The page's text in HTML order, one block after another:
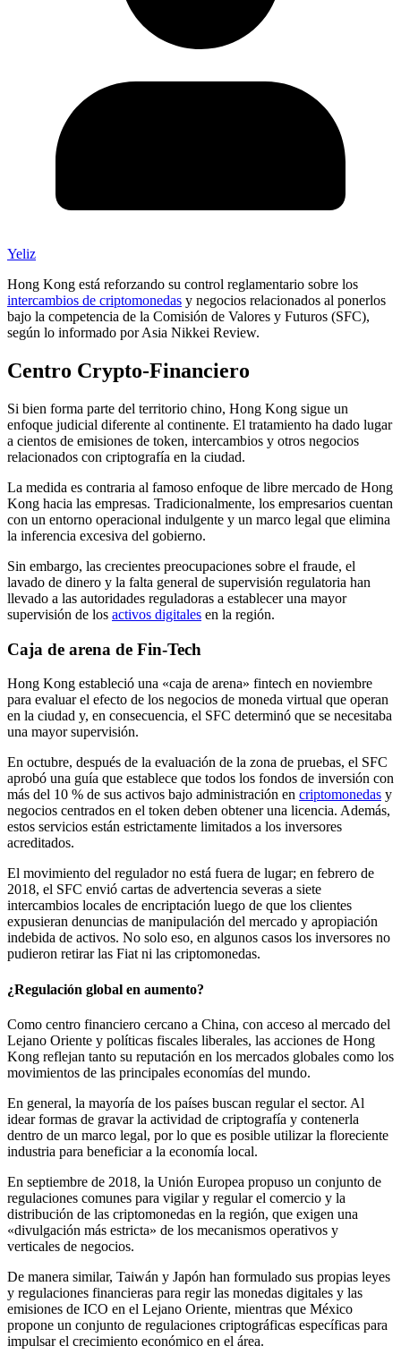
Yeliz
Hong Kong está reforzando su control reglamentario sobre los
intercambios de criptomonedas y negocios relacionados al ponerlos
bajo la competencia de la Comisión de Valores y Futuros (SFC),
según lo informado por Asia Nikkei Review.
Centro Crypto-Financiero
Si bien forma parte del territorio chino, Hong Kong sigue un
enfoque judicial diferente al continente. El tratamiento ha dado lugar
a cientos de emisiones de token, intercambios y otros negocios
relacionados con criptografía en la ciudad.
La medida es contraria al famoso enfoque de libre mercado de Hong
Kong hacia las empresas. Tradicionalmente, los empresarios cuentan
con un entorno operacional indulgente y un marco legal que elimina
la inferencia excesiva del gobierno.
Sin embargo, las crecientes preocupaciones sobre el fraude, el
lavado de dinero y la falta general de supervisión regulatoria han
llevado a las autoridades reguladoras a establecer una mayor
supervisión de los activos digitales en la región.
Caja de arena de Fin-Tech
Hong Kong estableció una «caja de arena» fintech en noviembre
para evaluar el efecto de los negocios de moneda virtual que operan
en la ciudad y, en consecuencia, el SFC determinó que se necesitaba
una mayor supervisión.
En octubre, después de la evaluación de la zona de pruebas, el SFC
aprobó una guía que establece que todos los fondos de inversión con
más del 10 % de sus activos bajo administración en criptomonedas y
negocios centrados en el token deben obtener una licencia. Además,
estos servicios están estrictamente limitados a los inversores
acreditados.
El movimiento del regulador no está fuera de lugar; en febrero de
2018, el SFC envió cartas de advertencia severas a siete
intercambios locales de encriptación luego de que los clientes
expusieran denuncias de manipulación del mercado y apropiación
indebida de activos. No solo eso, en algunos casos los inversores no
pudieron retirar las Fiat ni las criptomonedas.
¿Regulación global en aumento?
Como centro financiero cercano a China, con acceso al mercado del
Lejano Oriente y políticas fiscales liberales, las acciones de Hong
Kong reflejan tanto su reputación en los mercados globales como los
movimientos de las principales economías del mundo.
En general, la mayoría de los países buscan regular el sector. Al
idear formas de gravar la actividad de criptografía y contenerla
dentro de un marco legal, por lo que es posible utilizar la floreciente
industria para beneficiar a la economía local.
En septiembre de 2018, la Unión Europea propuso un conjunto de
regulaciones comunes para vigilar y regular el comercio y la
distribución de las criptomonedas en la región, que exigen una
«divulgación más estricta» de los mecanismos operativos y
verticales de negocios.
De manera similar, Taiwán y Japón han formulado sus propias leyes
y regulaciones financieras para regir las monedas digitales y las
emisiones de ICO en el Lejano Oriente, mientras que México
propone un conjunto de regulaciones criptográficas específicas para
impulsar el crecimiento económico en el área.